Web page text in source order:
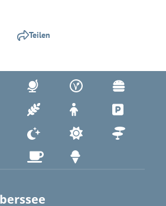
Teilen